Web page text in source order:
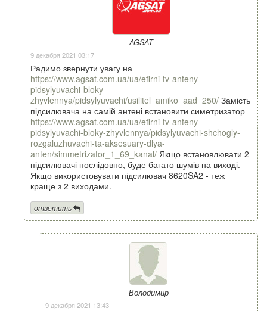
AGSAT
9 декабря 2021 03:17
Радимо звернути увагу на
https://www.agsat.com.ua/ua/efirni-tv-anteny-
pidsylyuvachi-bloky-
zhyvlennya/pidsylyuvachi/usilitel_amiko_aad_250/ Замість
підсилювача на самій антені встановити симетризатор
https://www.agsat.com.ua/ua/efirni-tv-anteny-
pidsylyuvachi-bloky-zhyvlennya/pidsylyuvachi-shchogly-
rozgaluzhuvachi-ta-aksesuary-dlya-
anten/simmetrizator_1_69_kanal/ Якщо встановлювати 2
підсилювачі послідовно, буде багато шумів на виході.
Якщо використовувати підсилювач 8620SA2 - теж
краще з 2 виходами.
ответить
Володимир
9 декабря 2021 13:43